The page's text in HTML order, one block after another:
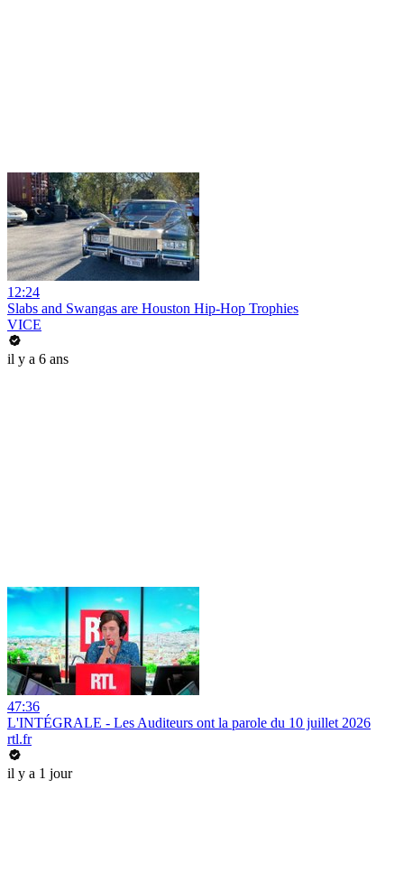
12:24
Slabs and Swangas are Houston Hip-Hop Trophies
VICE
il y a 6 ans
47:36
L'INTÉGRALE - Les Auditeurs ont la parole du 10 juillet 2026
rtl.fr
il y a 1 jour